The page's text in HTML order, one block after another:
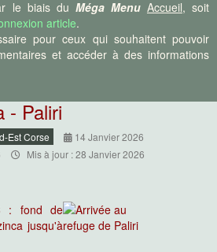
le biais du Méga Menu Accueil, soit
article.
pour ceux qui souhaitent pouvoir
et accéder à des informations
- Paliri
Est Corse
14 Janvier 2026
Mis à jour : 28 Janvier 2026